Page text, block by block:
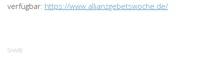
verfügbar: https://www.allianzgebetswoche.de/
SHARE